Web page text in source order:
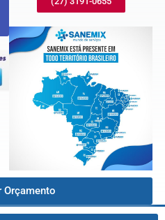
Orçamento